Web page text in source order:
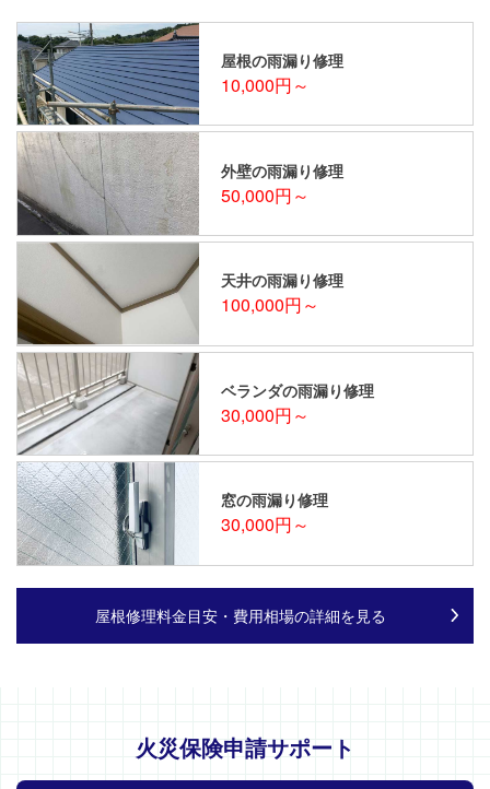
屋根の雨漏り修理
10,000円～
外壁の雨漏り修理
50,000円～
天井の雨漏り修理
100,000円～
ベランダの雨漏り修理
30,000円～
窓の雨漏り修理
30,000円～
屋根修理料金目安・費用相場の詳細を見る
火災保険申請サポート